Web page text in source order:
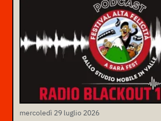
mercoledì 29 luglio 2026